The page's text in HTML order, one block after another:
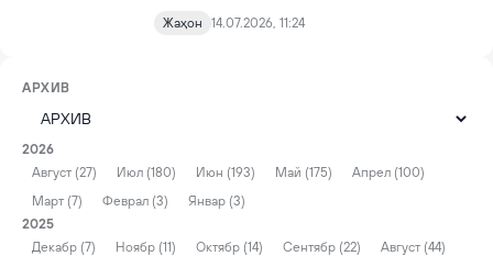
Жаҳон 14.07.2026, 11:24
АРХИВ
2026
Август (27)
Июл (180) Июн (193) Май (175)
Апрел (100)
Март (7)
Феврал (3)
Январ (3)
2025
Декабр (7)
Ноябр (11) Октябр (14) Сентябр (22)
Август (44)